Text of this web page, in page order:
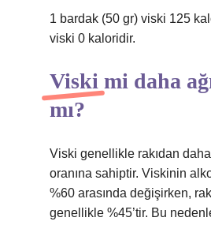
1 bardak (50 gr) viski 125
viski 0 kaloridir.
Viski mi daha
mı?
Viski genellikle rakıdan
oranına sahiptir. Viskinin
%60 arasında değişirken,
genellikle %45’tir. Bu